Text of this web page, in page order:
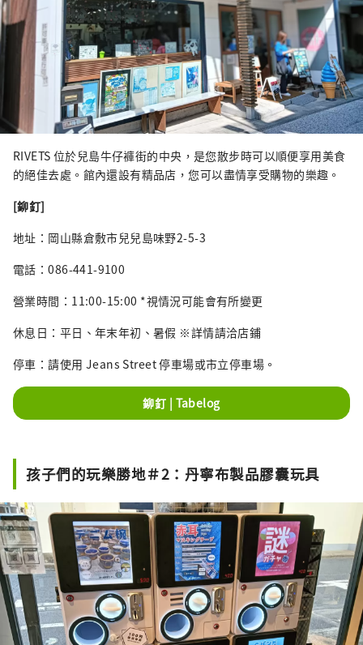
RIVETS 位於兒島牛仔褲街的中央，是您散步時可以順便享用美食
的絕佳去處。館內還設有精品店，您可以盡情享受購物的樂趣。
[鉚釘]
地址：岡山縣倉敷市兒兒島味野2-5-3
電話：086-441-9100
營業時間：11:00-15:00 *視情況可能會有所變更
休息日：平日、年末年初、暑假 ※詳情請洽店鋪
停車：請使用 Jeans Street 停車場或市立停車場。
鉚釘 | Tabelog
孩子們的玩樂勝地＃2：丹寧布製品膠囊玩具